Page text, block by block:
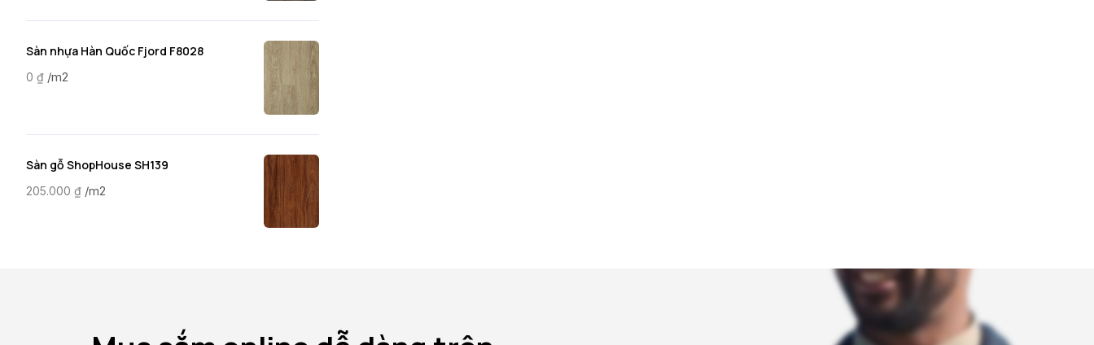
Sàn nhựa Hàn Quốc Fjord F8028
0 ₫ /m2
Sàn gỗ ShopHouse SH139
205.000 ₫ /m2